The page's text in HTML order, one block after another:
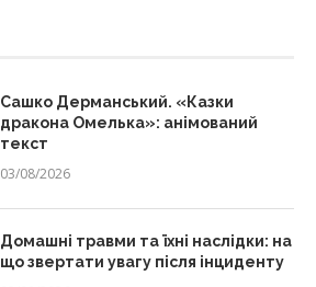
Сашко Дерманський. «Казки
дракона Омелька»: анімований
текст
03/08/2026
Домашні травми та їхні наслідки: на
що звертати увагу після інциденту